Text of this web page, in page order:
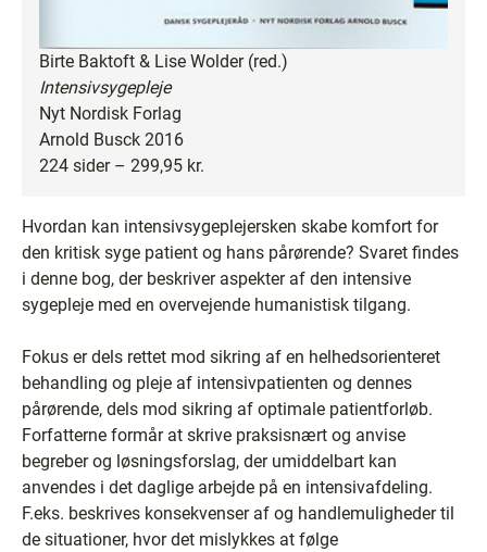
Birte Baktoft & Lise Wolder (red.)
Intensivsygepleje
Nyt Nordisk Forlag
Arnold Busck 2016
224 sider – 299,95 kr.
Hvordan kan intensivsygeplejersken skabe komfort for
den kritisk syge patient og hans pårørende? Svaret findes
i denne bog, der beskriver aspekter af den intensive
sygepleje med en overvejende humanistisk tilgang.
Fokus er dels rettet mod sikring af en helhedsorienteret
behandling og pleje af intensivpatienten og dennes
pårørende, dels mod sikring af optimale patientforløb.
Forfatterne formår at skrive praksisnært og anvise
begreber og løsningsforslag, der umiddelbart kan
anvendes i det daglige arbejde på en intensivafdeling.
F.eks. beskrives konsekvenser af og handlemuligheder til
de situationer, hvor det mislykkes at følge